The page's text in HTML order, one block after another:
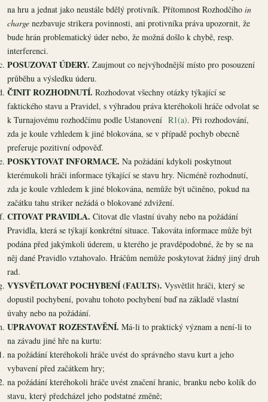
na hru a jednat jako neustále bdělý protivník. Přítomnost Rozhodčího in
charge nezbavuje strikera povinnosti, ani protivníka práva upozornit, že
bude hrán problematický úder nebo, že možná došlo k chybě, resp.
interferenci.
POSUZOVAT ÚDERY. Zaujmout co nejvýhodnější místo pro posouzení
průběhu a výsledku úderu.
ČINIT ROZHODNUTÍ. Rozhodovat všechny otázky týkající se
faktického stavu a Pravidel, s výhradou práva kteréhokoli hráče odvolat se
k Turnajovému rozhodčímu podle Ustanovení R1(a). Při rozhodování,
zda je koule vzhledem k jiné blokována, se v případě pochyb obecně
preferuje pozitivní odpověď.
POSKYTOVAT INFORMACE. Na požádání kdykoli poskytnout
kterémukoli hráči informace týkající se stavu hry. Nicméně rozhodnutí,
zda je koule vzhledem k jiné blokována, nemůže být učiněno, pokud na
začátku tahu striker nežádá o blokované zdvižení.
CITOVAT PRAVIDLA. Citovat dle vlastní úvahy nebo na požádání
Pravidla, která se týkají konkrétní situace. Takováta informace může být
podána před jakýmkoli úderem, u kterého je pravděpodobné, že by se na
něj dané Pravidlo vztahovalo. Hráčům nemůže poskytovat žádný jiný druh
rad.
VYSVĚTLOVAT POCHYBENÍ (FAULTS). Vysvětlit hráči, který se
dopustil pochybení, povahu tohoto pochybení buď na základě vlastní
úvahy nebo na požádání.
UPRAVOVAT ROZESTAVĚNÍ. Má-li to praktický význam a není-li to
na závadu jiné hře na kurtu:
na požádání kteréhokoli hráče uvést do správného stavu kurt a jeho
vybavení před začátkem hry;
na požádání kteréhokoli hráče uvést značení hranic, branku nebo kolík do
stavu, který předcházel jeho podstatné změně;